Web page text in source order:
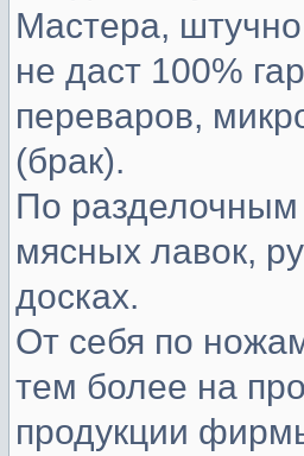
Мастера,
не даст 100%
переваров,
(брак).
По разделочным
мясных лавок,
досках.
От себя по
тем более на
продукции